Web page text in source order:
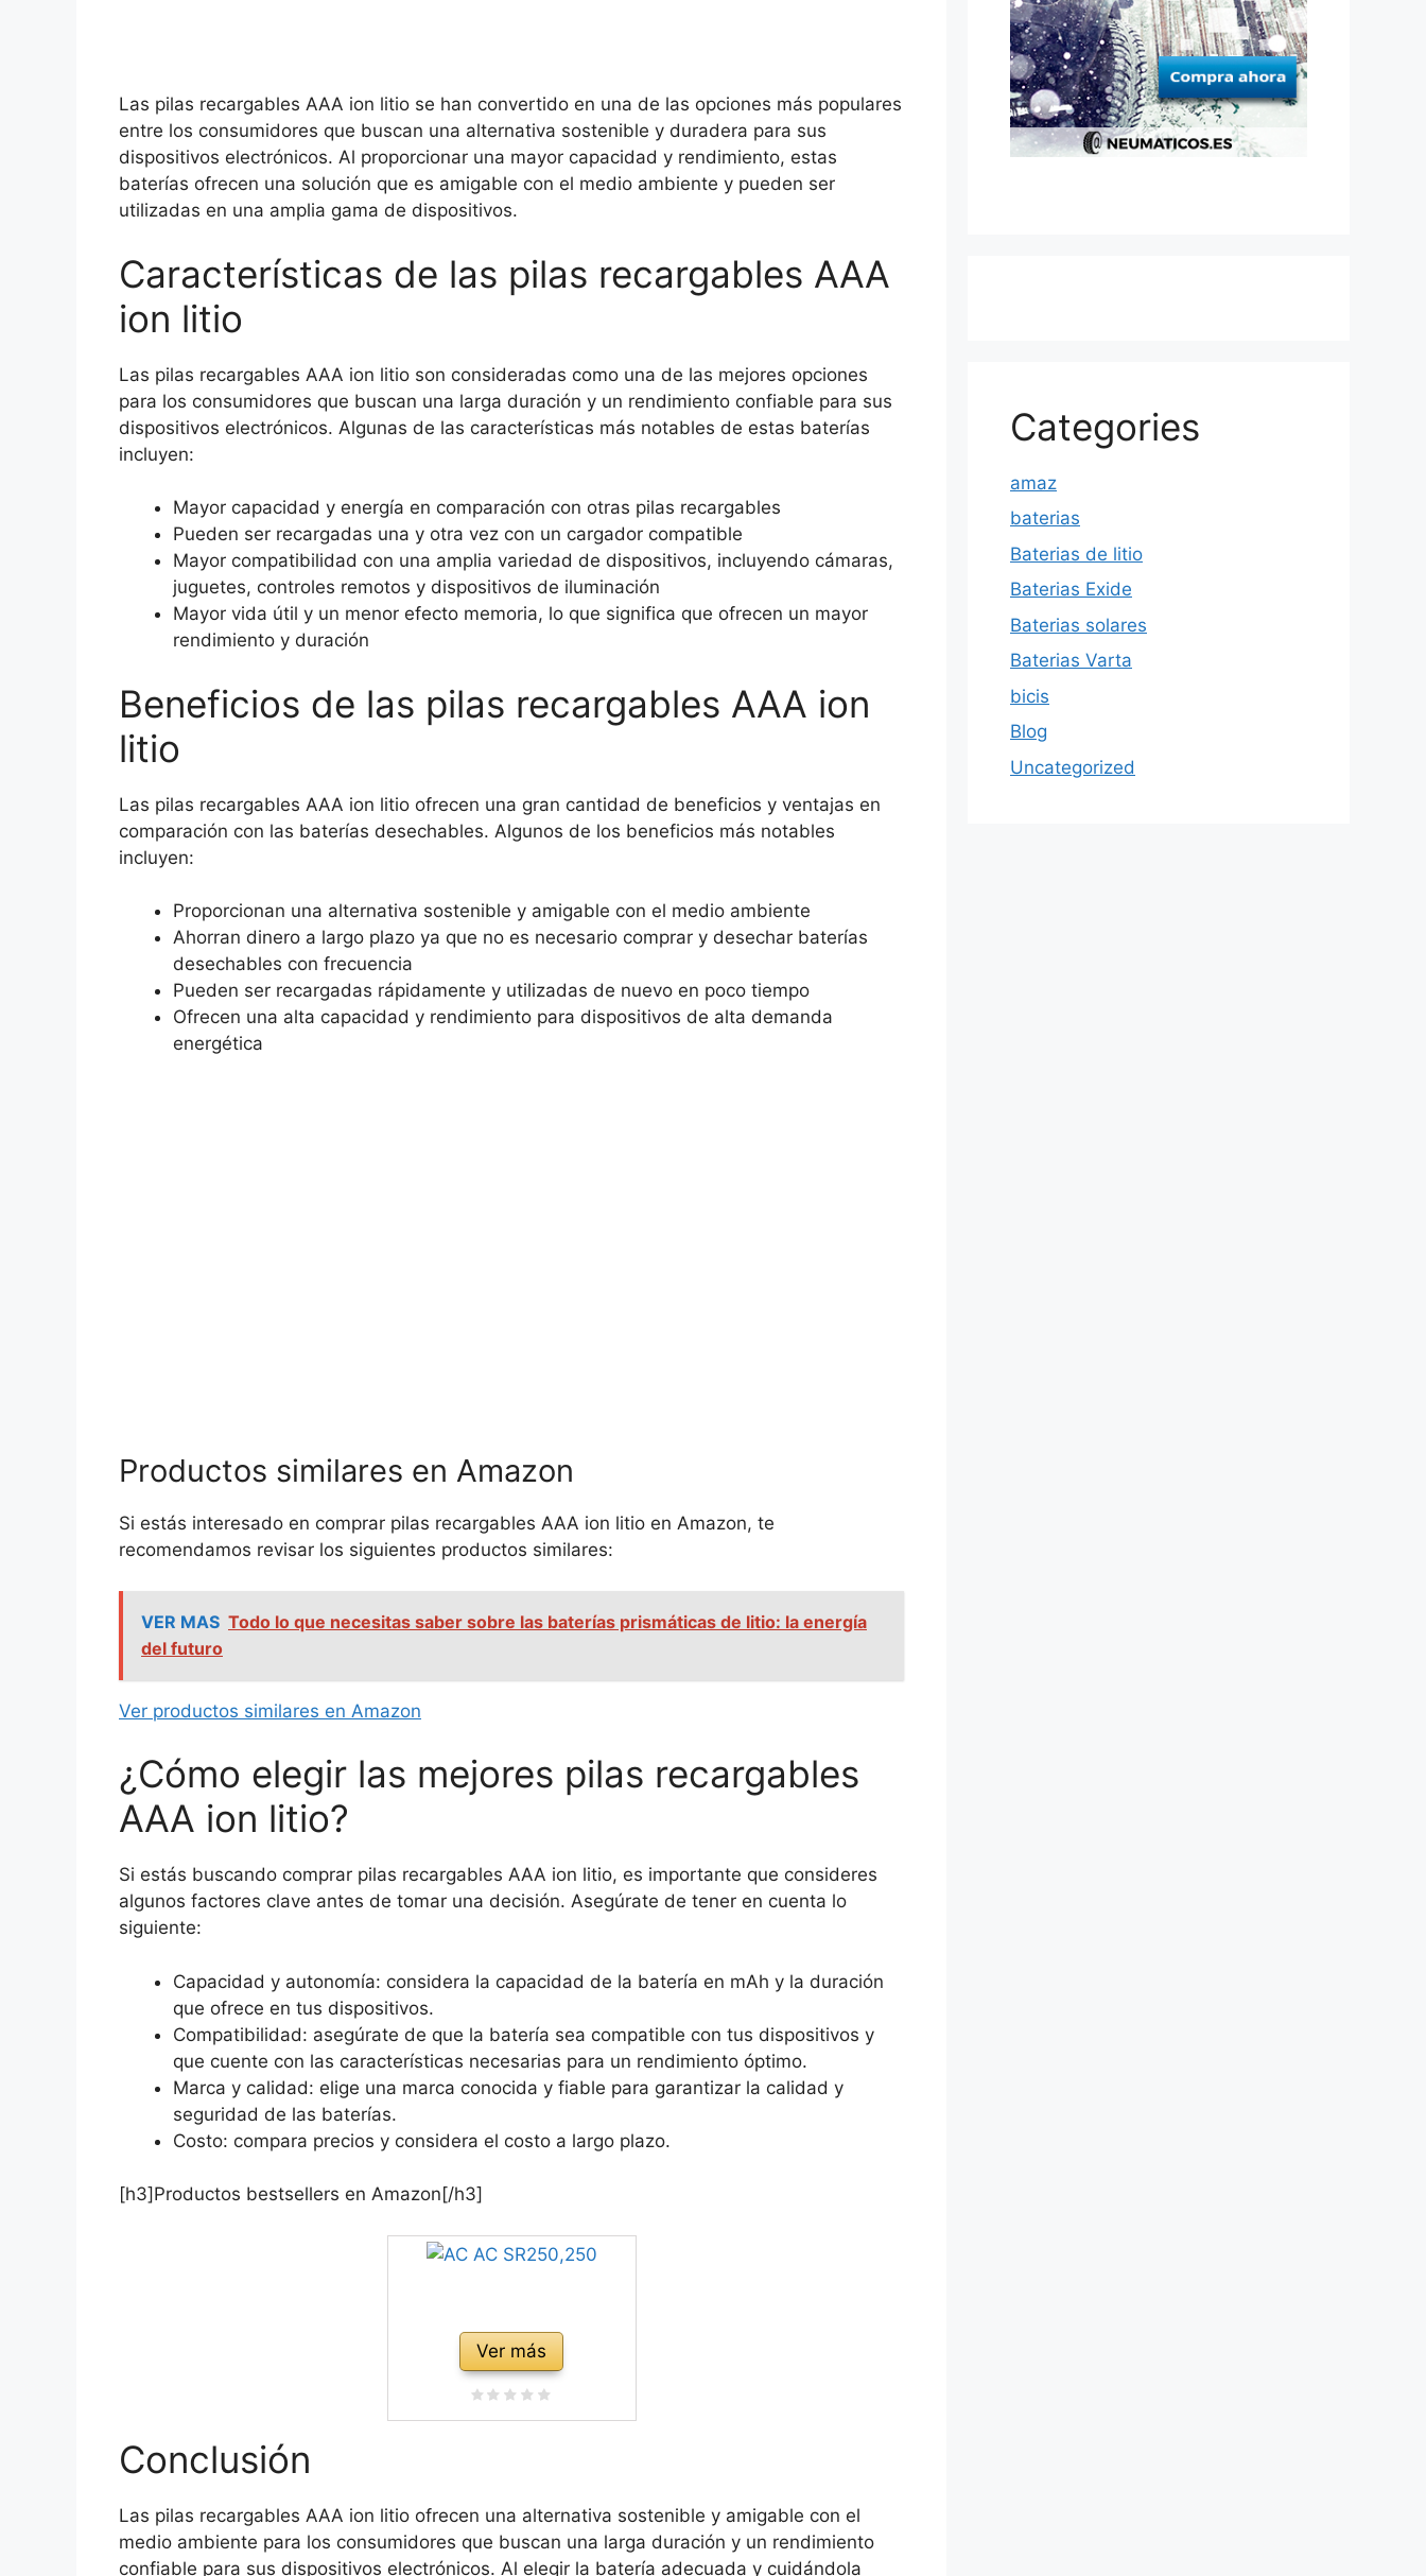
Las pilas recargables AAA ion litio se han convertido en una de las opciones más populares
entre los consumidores que buscan una alternativa sostenible y duradera para sus
dispositivos electrónicos. Al proporcionar una mayor capacidad y rendimiento, estas
baterías ofrecen una solución que es amigable con el medio ambiente y pueden ser
utilizadas en una amplia gama de dispositivos.
Características de las pilas recargables AAA
ion litio
Las pilas recargables AAA ion litio son consideradas como una de las mejores opciones
para los consumidores que buscan una larga duración y un rendimiento confiable para sus
dispositivos electrónicos. Algunas de las características más notables de estas baterías
incluyen:
Mayor capacidad y energía en comparación con otras pilas recargables
Pueden ser recargadas una y otra vez con un cargador compatible
Mayor compatibilidad con una amplia variedad de dispositivos, incluyendo cámaras,
juguetes, controles remotos y dispositivos de iluminación
Mayor vida útil y un menor efecto memoria, lo que significa que ofrecen un mayor
rendimiento y duración
Beneficios de las pilas recargables AAA ion
litio
Las pilas recargables AAA ion litio ofrecen una gran cantidad de beneficios y ventajas en
comparación con las baterías desechables. Algunos de los beneficios más notables
incluyen:
Proporcionan una alternativa sostenible y amigable con el medio ambiente
Ahorran dinero a largo plazo ya que no es necesario comprar y desechar baterías
desechables con frecuencia
Pueden ser recargadas rápidamente y utilizadas de nuevo en poco tiempo
Ofrecen una alta capacidad y rendimiento para dispositivos de alta demanda
energética
Productos similares en Amazon
Si estás interesado en comprar pilas recargables AAA ion litio en Amazon, te
recomendamos revisar los siguientes productos similares:
VER MAS Todo lo que necesitas saber sobre las baterías prismáticas de litio: la energía
del futuro
Ver productos similares en Amazon
¿Cómo elegir las mejores pilas recargables
AAA ion litio?
Si estás buscando comprar pilas recargables AAA ion litio, es importante que consideres
algunos factores clave antes de tomar una decisión. Asegúrate de tener en cuenta lo
siguiente:
Capacidad y autonomía: considera la capacidad de la batería en mAh y la duración
que ofrece en tus dispositivos.
Compatibilidad: asegúrate de que la batería sea compatible con tus dispositivos y
que cuente con las características necesarias para un rendimiento óptimo.
Marca y calidad: elige una marca conocida y fiable para garantizar la calidad y
seguridad de las baterías.
Costo: compara precios y considera el costo a largo plazo.
[h3]Productos bestsellers en Amazon[/h3]
Ver más
Conclusión
Las pilas recargables AAA ion litio ofrecen una alternativa sostenible y amigable con el
medio ambiente para los consumidores que buscan una larga duración y un rendimiento
confiable para sus dispositivos electrónicos. Al elegir la batería adecuada y cuidándola
Categories
amaz
baterias
Baterias de litio
Baterias Exide
Baterias solares
Baterias Varta
bicis
Blog
Uncategorized